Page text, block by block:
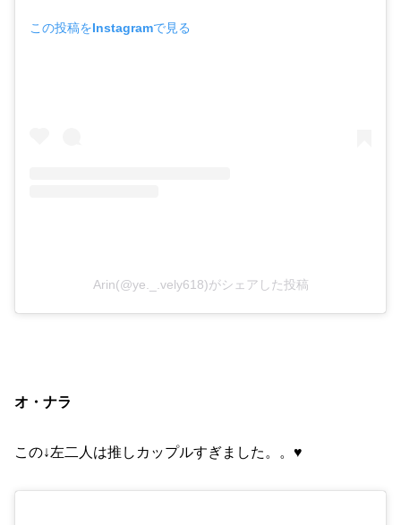
この投稿をInstagramで見る
Arin(@ye._.vely618)がシェアした投稿
オ・ナラ
この↓左二人は推しカップルすぎました。。♥️